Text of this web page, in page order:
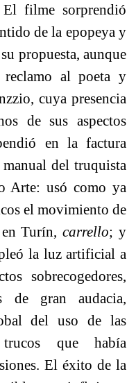
filme sorprendió
de la epopeya y
propuesta, aunque
reclamo al poeta y
cuya presencia
de sus aspectos
en la factura
del truquista
Arte: usó como ya
el movimiento de
en Turín,carrello; y
la luz artificial a
sobrecogedores,
de gran audacia,
del uso de las
que había
El éxito de la